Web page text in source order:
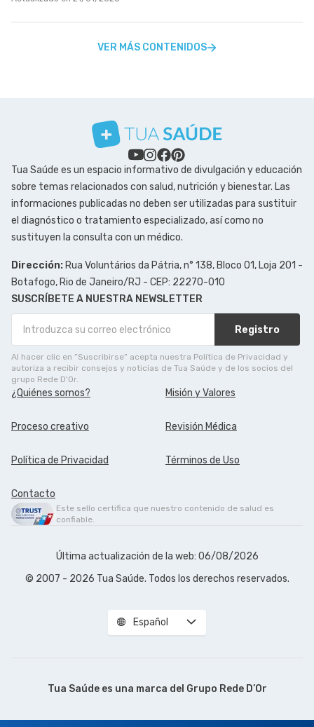
VER MÁS CONTENIDOS
Tua Saúde es un espacio informativo de divulgación y educación
sobre temas relacionados con salud, nutrición y bienestar. Las
informaciones publicadas no deben ser utilizadas para sustituir
el diagnóstico o tratamiento especializado, así como no
sustituyen la consulta con un médico.
Dirección: Rua Voluntários da Pátria, n° 138, Bloco 01, Loja 201 -
Botafogo, Rio de Janeiro/RJ - CEP: 22270-010
SUSCRÍBETE A NUESTRA NEWSLETTER
Registro
Al hacer clic en ”Suscribirse” acepta nuestra Política de Privacidad y
autoriza a recibir consejos y noticias de Tua Saúde y de los socios del
grupo Rede D'Or.
¿Quiénes somos? Misión y Valores
Proceso creativo Revisión Médica
Política de Privacidad Términos de Uso
Contacto
Este sello certifica que nuestro contenido de salud es
confiable.
Última actualización de la web: 06/08/2026
© 2007 - 2026 Tua Saúde. Todos los derechos reservados.
Español
Tua Saúde es una marca del Grupo Rede D’Or